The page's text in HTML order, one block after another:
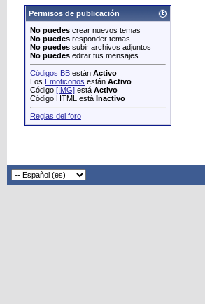
Permisos de publicación
No puedes crear nuevos temas
No puedes responder temas
No puedes subir archivos adjuntos
No puedes editar tus mensajes
Códigos BB están Activo
Los Emoticonos están Activo
Código [IMG] está Activo
Código HTML está Inactivo
Reglas del foro